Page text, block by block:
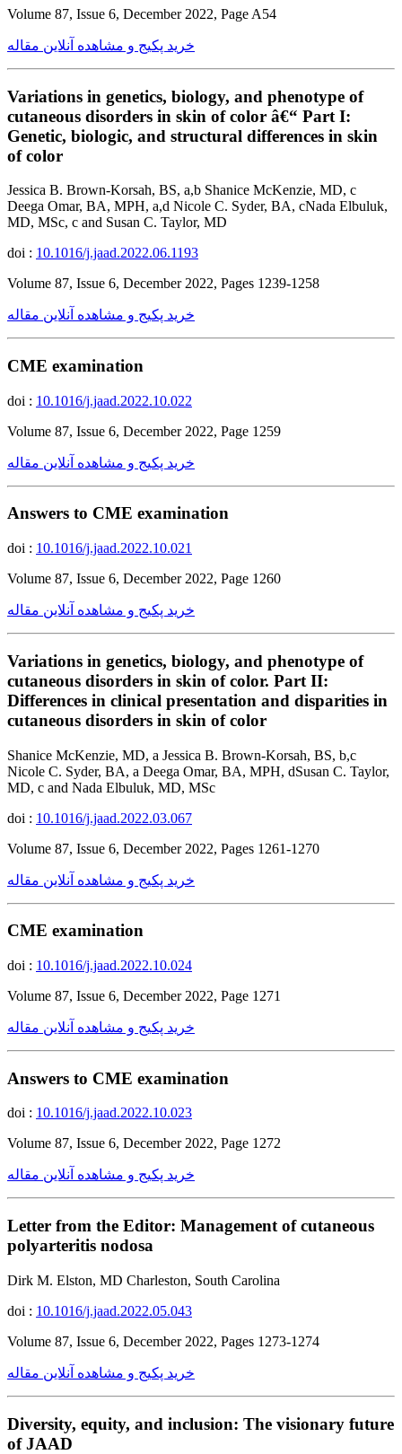
Volume 87, Issue 6, December 2022, Page A54
خرید پکیج و مشاهده آنلاین مقاله
Variations in genetics, biology, and phenotype of
cutaneous disorders in skin of color â€“ Part I:
Genetic, biologic, and structural differences in skin
of color
Jessica B. Brown-Korsah, BS, a,b Shanice McKenzie, MD, c
Deega Omar, BA, MPH, a,d Nicole C. Syder, BA, cNada Elbuluk,
MD, MSc, c and Susan C. Taylor, MD
doi : 10.1016/j.jaad.2022.06.1193
Volume 87, Issue 6, December 2022, Pages 1239-1258
خرید پکیج و مشاهده آنلاین مقاله
CME examination
doi : 10.1016/j.jaad.2022.10.022
Volume 87, Issue 6, December 2022, Page 1259
خرید پکیج و مشاهده آنلاین مقاله
Answers to CME examination
doi : 10.1016/j.jaad.2022.10.021
Volume 87, Issue 6, December 2022, Page 1260
خرید پکیج و مشاهده آنلاین مقاله
Variations in genetics, biology, and phenotype of
cutaneous disorders in skin of color. Part II:
Differences in clinical presentation and disparities in
cutaneous disorders in skin of color
Shanice McKenzie, MD, a Jessica B. Brown-Korsah, BS, b,c
Nicole C. Syder, BA, a Deega Omar, BA, MPH, dSusan C. Taylor,
MD, c and Nada Elbuluk, MD, MSc
doi : 10.1016/j.jaad.2022.03.067
Volume 87, Issue 6, December 2022, Pages 1261-1270
خرید پکیج و مشاهده آنلاین مقاله
CME examination
doi : 10.1016/j.jaad.2022.10.024
Volume 87, Issue 6, December 2022, Page 1271
خرید پکیج و مشاهده آنلاین مقاله
Answers to CME examination
doi : 10.1016/j.jaad.2022.10.023
Volume 87, Issue 6, December 2022, Page 1272
خرید پکیج و مشاهده آنلاین مقاله
Letter from the Editor: Management of cutaneous
polyarteritis nodosa
Dirk M. Elston, MD Charleston, South Carolina
doi : 10.1016/j.jaad.2022.05.043
Volume 87, Issue 6, December 2022, Pages 1273-1274
خرید پکیج و مشاهده آنلاین مقاله
Diversity, equity, and inclusion: The visionary future
of JAAD